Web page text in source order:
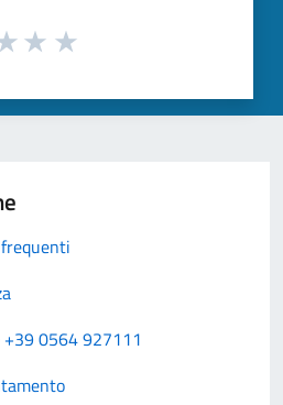
+39 0564 927111